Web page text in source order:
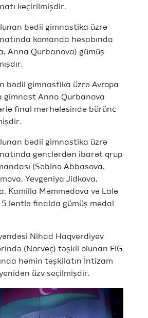
keçirilmişdir.
bədii gimnastika üzrə
komanda hesabında
Anna Qurbanova) gümüş
bədii gimnastika üzrə Avropa
gimnast Anna Qurbanova
final mərhələsində bürünc
bədii gimnastika üzrə
gənclərdən ibarət qrup
(Səbinə Abbasova,
Yevgeniya Jidkova,
Kamilla Məmmədova və Lalə
lentlə finalda gümüş medal
Nihad Haqverdiyev
(Norveç) təşkil olunan FIG
həmin təşkilatın İntizam
üzv seçilmişdir.